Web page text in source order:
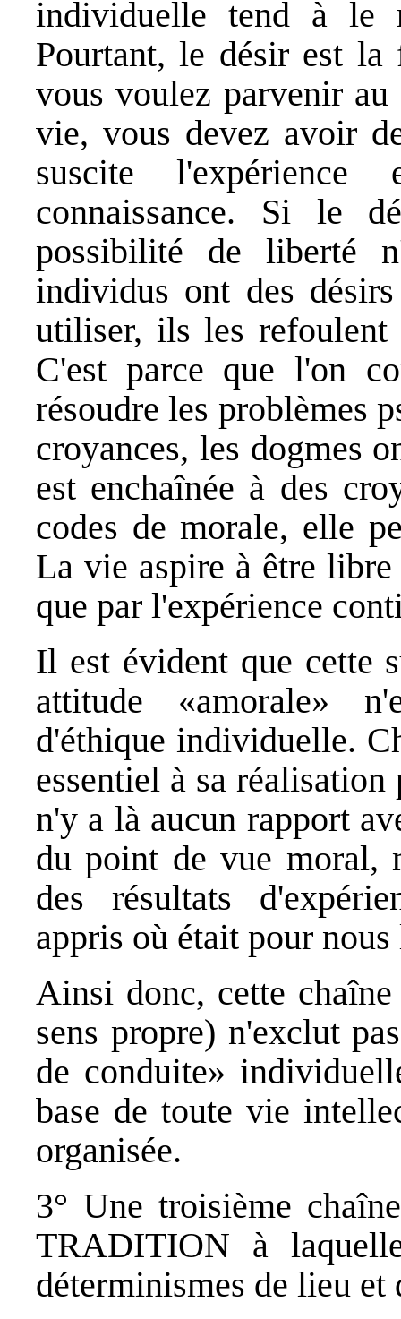
individuelle tend à le
Pourtant, le désir est
vous voulez parvenir au
vie, vous devez avoir
suscite
connaissance. Si le
possibilité de liberté
individus ont des
utiliser, ils les refoulent
C'est parce que l'on
résoudre les problèmes
croyances, les dogmes
est enchaînée à des
codes de morale, elle
La vie aspire à être
que par l'expérience
Il est évident que cette
attitude «amorale»
d'éthique individuelle.
essentiel à sa
n'y a là aucun rapport
du point de vue moral,
des résultats
appris où était pour
Ainsi donc, cette
sens propre) n'exclut
de conduite»
base de toute vie
organisée.
3° Une troisième
TRADITION à
déterminismes de lieu et